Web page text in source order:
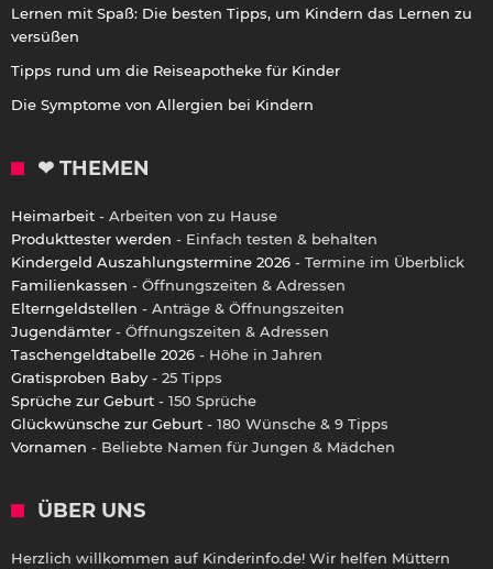
Lernen mit Spaß: Die besten Tipps, um Kindern das Lernen zu
versüßen
Tipps rund um die Reiseapotheke für Kinder
Die Symptome von Allergien bei Kindern
❤ THEMEN
Heimarbeit - Arbeiten von zu Hause
Produkttester werden - Einfach testen & behalten
Kindergeld Auszahlungstermine 2026 - Termine im Überblick
Familienkassen - Öffnungszeiten & Adressen
Elterngeldstellen - Anträge & Öffnungszeiten
Jugendämter - Öffnungszeiten & Adressen
Taschengeldtabelle 2026 - Höhe in Jahren
Gratisproben Baby - 25 Tipps
Sprüche zur Geburt - 150 Sprüche
Glückwünsche zur Geburt - 180 Wünsche & 9 Tipps
Vornamen - Beliebte Namen für Jungen & Mädchen
ÜBER UNS
Herzlich willkommen auf Kinderinfo.de! Wir helfen Müttern